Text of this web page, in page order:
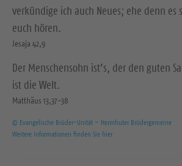
verkündige ich auch Neues; ehe denn es
euch hören.
Jesaja 42,9
Der Menschensohn ist’s, der den guten
ist die Welt.
Matthäus 13,37-38
© Evangelische Brüder-Unität – Herrnhuter Brüdergemeine
Weitere Informationen finden Sie hier